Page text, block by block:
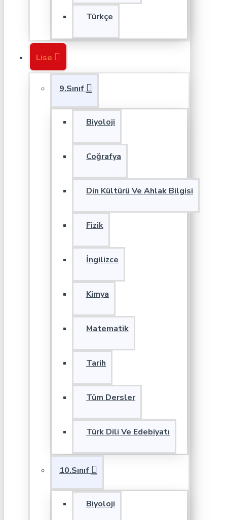
Türkçe
Lise
9.Sınıf
Biyoloji
Coğrafya
Din Kültürü Ve Ahlak Bilgisi
Fizik
İngilizce
Kimya
Matematik
Tarih
Tüm Dersler
Türk Dili Ve Edebiyatı
10.Sınıf
Biyoloji